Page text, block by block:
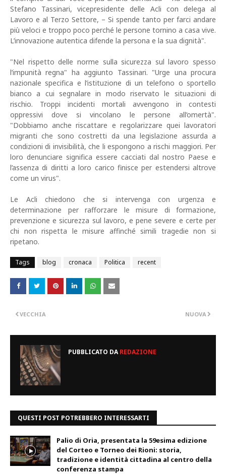
Stefano Tassinari, vicepresidente delle Acli con delega al
Lavoro e al Terzo Settore, – Si spende tanto per farci andare
più veloci e troppo poco perché le persone tornino a casa vive.
L’innovazione autentica difende la persona e la sua dignità".
"Nel rispetto delle norme sulla sicurezza sul lavoro spesso
l’impunità regna" ha aggiunto Tassinari. "Urge una procura
nazionale specifica e l’istituzione di un telefono o sportello
bianco a cui segnalare in modo riservato le situazioni di
rischio. Troppi incidenti mortali avvengono in contesti
oppressivi dove si vincolano le persone all’omertà".
"Dobbiamo anche riscattare e regolarizzare quei lavoratori
migranti che sono costretti da una legislazione assurda a
condizioni di invisibilità, che li espongono a rischi maggiori. Per
loro denunciare significa essere cacciati dal nostro Paese e
l’assenza di diritti a loro carico finisce per estendersi altrove
come un virus".
Le Acli chiedono che si intervenga con urgenza e
determinazione per rafforzare le misure di formazione,
prevenzione e sicurezza sul lavoro, e pene severe e certe per
chi non rispetta le misure affinché simili tragedie non si
ripetano.
Tags blog cronaca Politica recent
NUOVA
VECCHIA
PUBBLICATO DAREDAZIONE
QUESTI POST POTREBBERO INTERESSARTI
Palio di Oria, presentata la 59esima edizione
del Corteo e Torneo dei Rioni: storia,
tradizione e identità cittadina al centro della
conferenza stampa